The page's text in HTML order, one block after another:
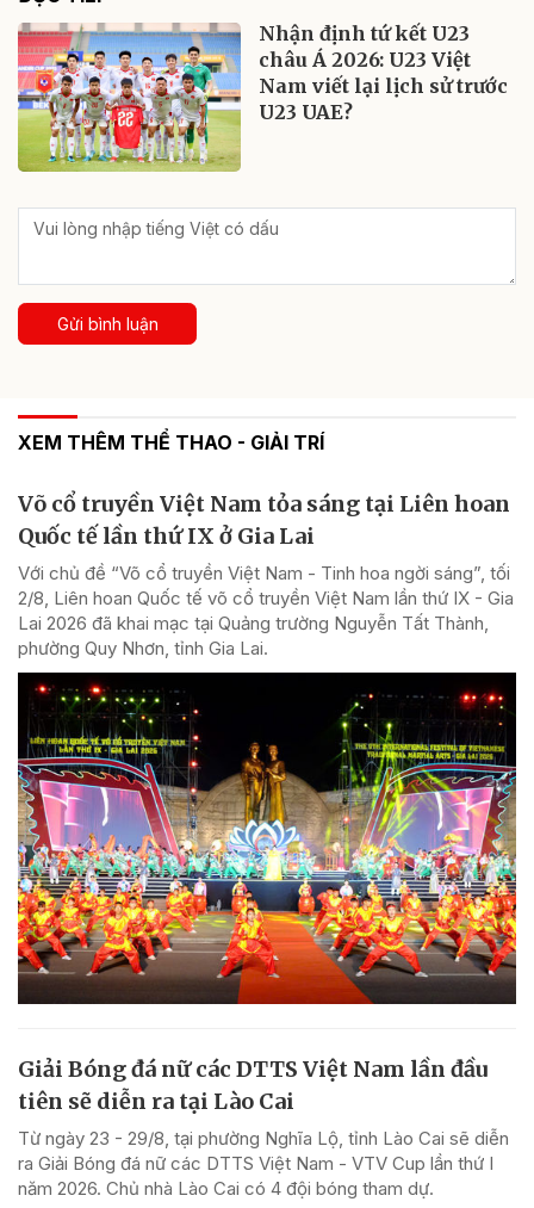
Nhận định tứ kết U23
châu Á 2026: U23 Việt
Nam viết lại lịch sử trước
U23 UAE?
Gửi bình luận
XEM THÊM THỂ THAO - GIẢI TRÍ
Võ cổ truyền Việt Nam tỏa sáng tại Liên hoan
Quốc tế lần thứ IX ở Gia Lai
Với chủ đề “Võ cổ truyền Việt Nam - Tinh hoa ngời sáng”, tối
2/8, Liên hoan Quốc tế võ cổ truyền Việt Nam lần thứ IX - Gia
Lai 2026 đã khai mạc tại Quảng trường Nguyễn Tất Thành,
phường Quy Nhơn, tỉnh Gia Lai.
Giải Bóng đá nữ các DTTS Việt Nam lần đầu
tiên sẽ diễn ra tại Lào Cai
Từ ngày 23 - 29/8, tại phường Nghĩa Lộ, tỉnh Lào Cai sẽ diễn
ra Giải Bóng đá nữ các DTTS Việt Nam - VTV Cup lần thứ I
năm 2026. Chủ nhà Lào Cai có 4 đội bóng tham dự.